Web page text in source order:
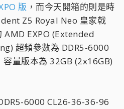
版 ，而今天開箱的則是時
Z5 Royal Neo 皇家戟
AMD EXPO (Extended
超頻參數為 DDR5-6000
量版本為 32GB (2x16GB)
6000 CL26-36-36-96